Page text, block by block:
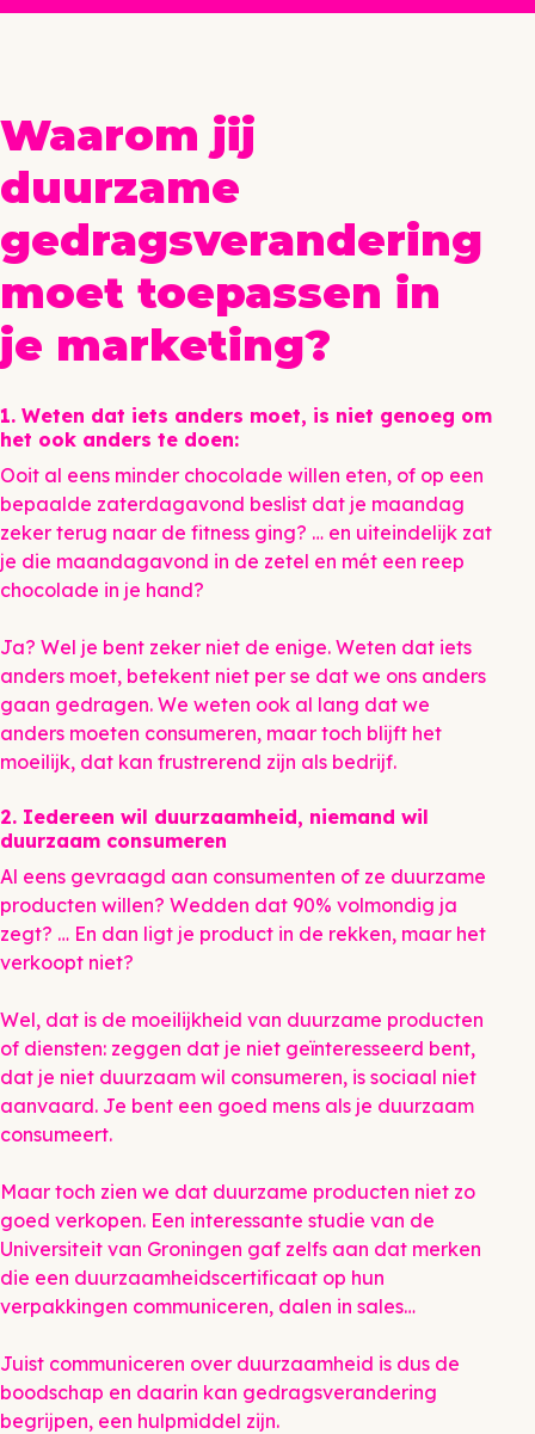
Waarom jij
duurzame
gedragsverandering
moet toepassen in
je marketing?
1. Weten dat iets anders moet, is niet genoeg om
het ook anders te doen:
Ooit al eens minder chocolade willen eten, of op een
bepaalde zaterdagavond beslist dat je maandag
zeker terug naar de fitness ging? … en uiteindelijk zat
je die maandagavond in de zetel en mét een reep
chocolade in je hand?
Ja? Wel je bent zeker niet de enige. Weten dat iets
anders moet, betekent niet per se dat we ons anders
gaan gedragen. We weten ook al lang dat we
anders moeten consumeren, maar toch blijft het
moeilijk, dat kan frustrerend zijn als bedrijf.
2. Iedereen wil duurzaamheid, niemand wil
duurzaam consumeren
Al eens gevraagd aan consumenten of ze duurzame
producten willen? Wedden dat 90% volmondig ja
zegt? … En dan ligt je product in de rekken, maar het
verkoopt niet?
Wel, dat is de moeilijkheid van duurzame producten
of diensten: zeggen dat je niet geïnteresseerd bent,
dat je niet duurzaam wil consumeren, is sociaal niet
aanvaard. Je bent een goed mens als je duurzaam
consumeert.
Maar toch zien we dat duurzame producten niet zo
goed verkopen. Een interessante studie van de
Universiteit van Groningen gaf zelfs aan dat merken
die een duurzaamheidscertificaat op hun
verpakkingen communiceren, dalen in sales…
Juist communiceren over duurzaamheid is dus de
boodschap en daarin kan gedragsverandering
begrijpen, een hulpmiddel zijn.